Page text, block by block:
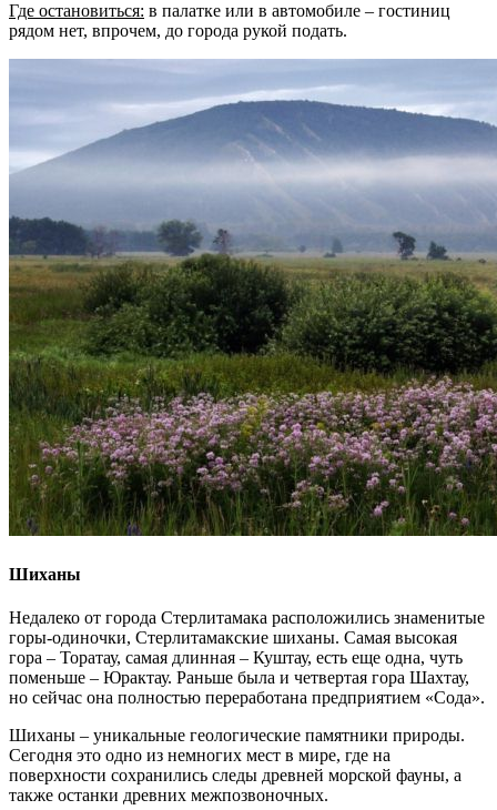
Где остановиться: в палатке или в автомобиле – гостиниц
рядом нет, впрочем, до города рукой подать.
Шиханы
Недалеко от города Стерлитамака расположились знаменитые
горы-одиночки, Стерлитамакские шиханы. Самая высокая
гора – Торатау, самая длинная – Куштау, есть еще одна, чуть
поменьше – Юрактау. Раньше была и четвертая гора Шахтау,
но сейчас она полностью переработана предприятием «Сода».
Шиханы – уникальные геологические памятники природы.
Сегодня это одно из немногих мест в мире, где на
поверхности сохранились следы древней морской фауны, а
также останки древних межпозвоночных.